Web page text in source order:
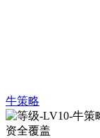
牛策略